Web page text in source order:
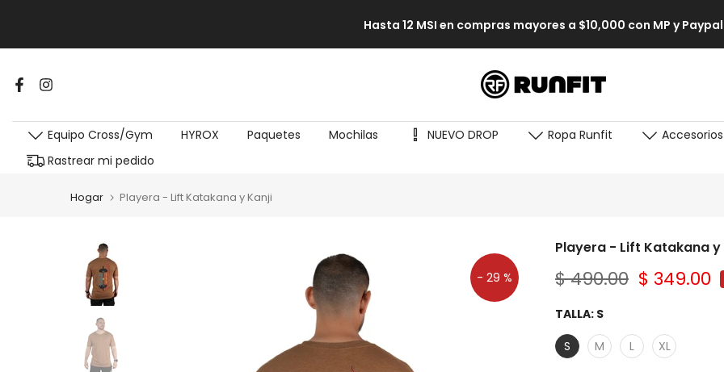
Envíos a todo México 🚚
Equipo Cross/Gym HYROX Paquetes Mochilas NUEVO DROP Ropa Runfit Accesorios
Rastrear mi pedido
Hogar Playera - Lift Katakana y Kanji
- 29 %
Playera - Lift Katakana y
$ 490.00 $ 349.00
TALLA: S
S
M L XL